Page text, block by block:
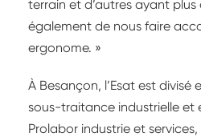
terrain et d’autres ayant plus
également de nous faire
ergonome. »
À Besançon, l’Esat est divisé
sous-traitance industrielle et
Prolabor industrie et